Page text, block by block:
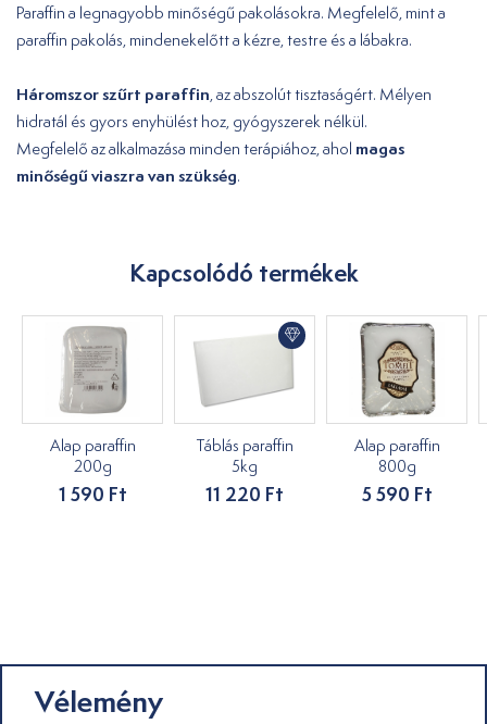
Paraffin a legnagyobb minőségű pakolásokra. Megfelelő, mint a
paraffin pakolás, mindenekelőtt a kézre, testre és a lábakra.
Háromszor szűrt paraffin , az abszolút tisztaságért. Mélyen
hidratál és gyors enyhülést hoz, gyógyszerek nélkül.
Megfelelő az alkalmazása minden terápiához, ahol magas
minőségű viaszra van szükség.
Kapcsolódó termékek
Alap paraffin
200g
1 590 Ft
Táblás paraffin
5kg
11 220 Ft
Alap paraffin
800g
5 590 Ft
Vélemény